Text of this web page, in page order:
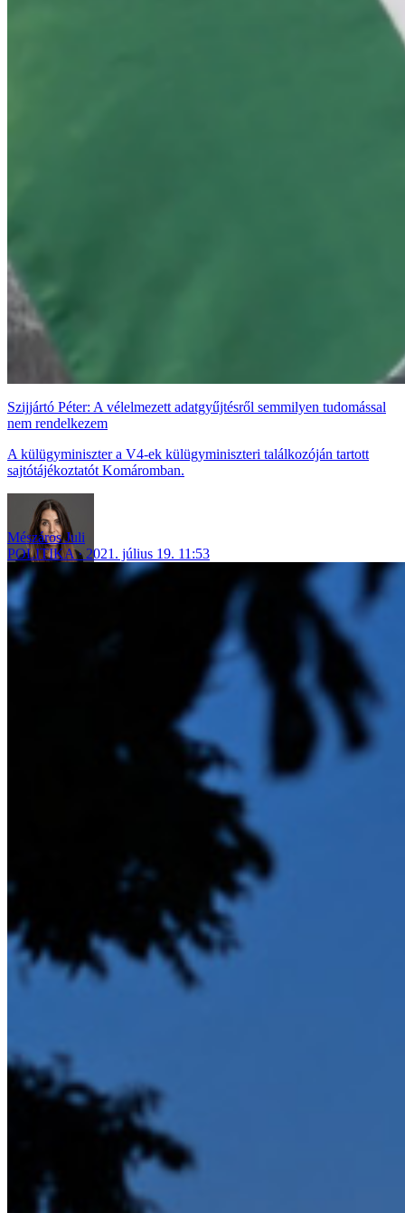
Szijjártó Péter: A vélelmezett adatgyűjtésről semmilyen tudomással
nem rendelkezem
A külügyminiszter a V4-ek külügyminiszteri találkozóján tartott
sajtótájékoztatót Komáromban.
Mészáros Juli
POLITIKA
2021. július 19. 11:53